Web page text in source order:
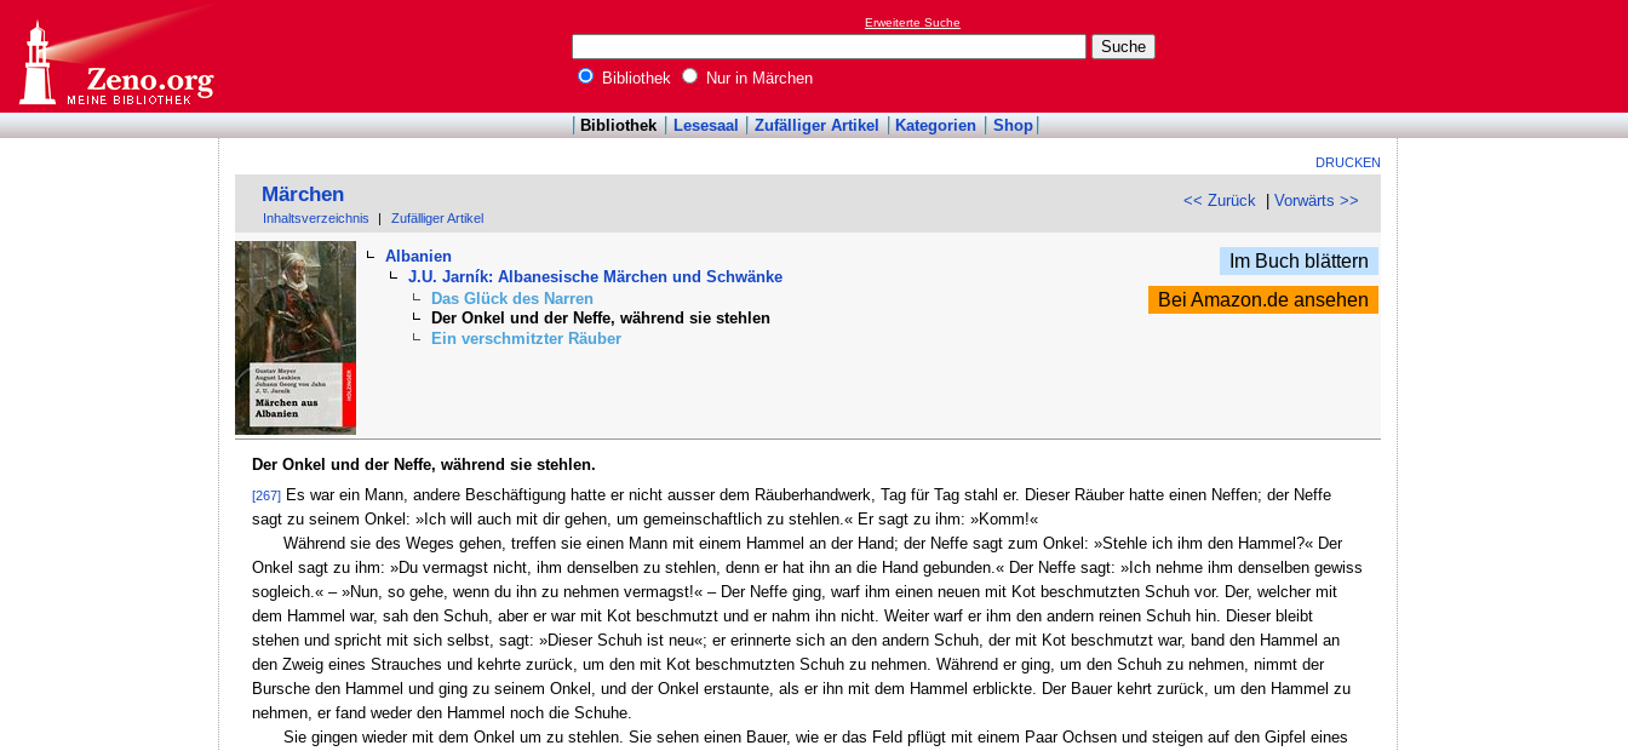
Erweiterte Suche
Bibliothek Nur in Märchen
Bibliothek Lesesaal Zufälliger Artikel Kategorien Shop
DRUCKEN
<< Zurück |Vorwärts >>
Märchen
Inhaltsverzeichnis Zufälliger Artikel
Albanien
J.U. Jarník: Albanesische Märchen und Schwänke
Das Glück des Narren
Der Onkel und der Neffe, während sie stehlen
Ein verschmitzter Räuber
Im Buch blättern
Bei Amazon.de ansehen
Der Onkel und der Neffe, während sie stehlen.
[267]Es war ein Mann, andere Beschäftigung hatte er nicht ausser dem Räuberhandwerk, Tag für Tag stahl er. Dieser Räuber hatte einen Neffen; der Neffe
sagt zu seinem Onkel: »Ich will auch mit dir gehen, um gemeinschaftlich zu stehlen.« Er sagt zu ihm: »Komm!«
Während sie des Weges gehen, treffen sie einen Mann mit einem Hammel an der Hand; der Neffe sagt zum Onkel: »Stehle ich ihm den Hammel?« Der
Onkel sagt zu ihm: »Du vermagst nicht, ihm denselben zu stehlen, denn er hat ihn an die Hand gebunden.« Der Neffe sagt: »Ich nehme ihm denselben gewiss
sogleich.« – »Nun, so gehe, wenn du ihn zu nehmen vermagst!« – Der Neffe ging, warf ihm einen neuen mit Kot beschmutzten Schuh vor. Der, welcher mit
dem Hammel war, sah den Schuh, aber er war mit Kot beschmutzt und er nahm ihn nicht. Weiter warf er ihm den andern reinen Schuh hin. Dieser bleibt
stehen und spricht mit sich selbst, sagt: »Dieser Schuh ist neu«; er erinnerte sich an den andern Schuh, der mit Kot beschmutzt war, band den Hammel an
den Zweig eines Strauches und kehrte zurück, um den mit Kot beschmutzten Schuh zu nehmen. Während er ging, um den Schuh zu nehmen, nimmt der
Bursche den Hammel und ging zu seinem Onkel, und der Onkel erstaunte, als er ihn mit dem Hammel erblickte. Der Bauer kehrt zurück, um den Hammel zu
nehmen, er fand weder den Hammel noch die Schuhe.
Sie gingen wieder mit dem Onkel um zu stehlen. Sie sehen einen Bauer, wie er das Feld pflügt mit einem Paar Ochsen und steigen auf den Gipfel eines